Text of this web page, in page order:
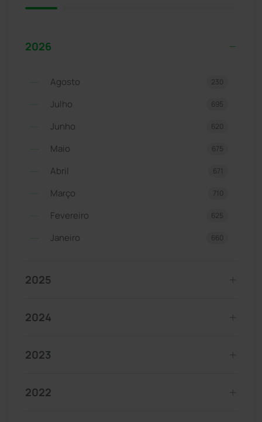
2026
Agosto 230
Julho 695
Junho 620
Maio 675
Abril 671
Março 710
Fevereiro 625
Janeiro 660
2025
2024
2023
2022